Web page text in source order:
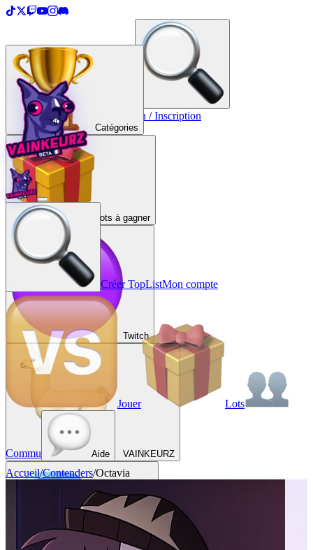
Créer une TopList Connexion / Inscription
Catégories
Lots à gagner
Twitch
VAINKEURZ
Récompenses
Créer TopListMon compte
Jouer Lots
Commu Aide
Accueil/Contenders/Octavia